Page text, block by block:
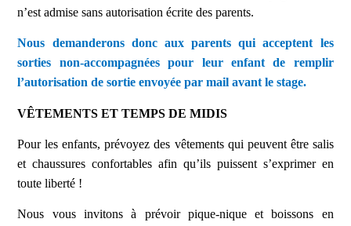
n’est admise sans autorisation écrite des parents.
Nous demanderons donc aux parents qui acceptent les
sorties non-accompagnées pour leur enfant de remplir
l’autorisation de sortie envoyée par mail avant le stage.
VÊTEMENTS ET TEMPS DE MIDIS
Pour les enfants, prévoyez des vêtements qui peuvent être salis
et chaussures confortables afin qu’ils puissent s’exprimer en
toute liberté !
Nous vous invitons à prévoir pique-nique et boissons en